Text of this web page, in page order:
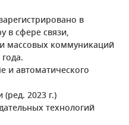
в
в сфере связи,
массовых коммуникаций
и автоматического
2023 г.)
технологий